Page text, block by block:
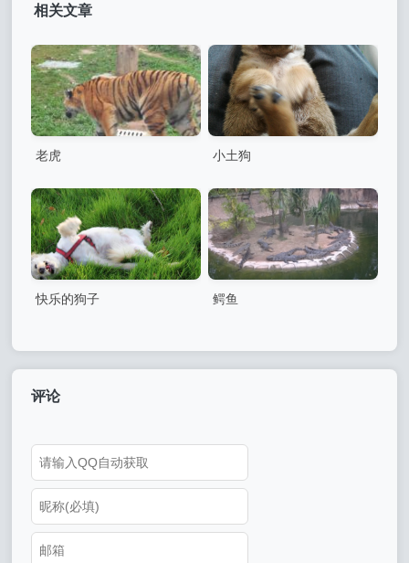
相关文章
老虎 小土狗
快乐的狗子 鳄鱼
评论